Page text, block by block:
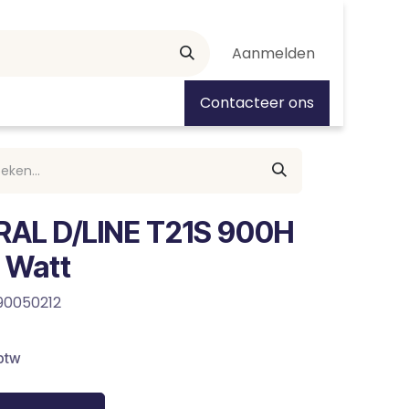
Aanmelden
Contacteer ons
D/LINE T21S 900H
Watt